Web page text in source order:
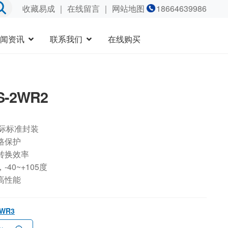
收藏易成｜ 在线留言｜ 网站地图 18664639986
资讯 联系我们 在线购买
2WR2
标准封装
保护
换效率
-40~+105度
性能